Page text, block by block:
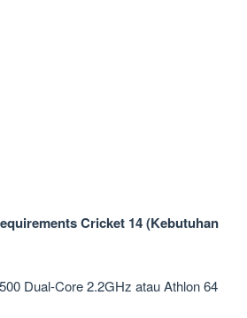
Cricket 14 (Kebutuhan
Dual-Core 2.2GHz atau Athlon 64